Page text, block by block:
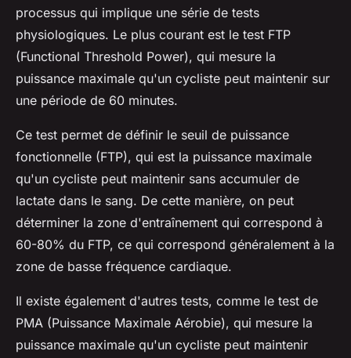
processus qui implique une série de tests
physiologiques. Le plus courant est le test FTP
(Functional Threshold Power), qui mesure la
puissance maximale qu'un cycliste peut maintenir sur
une période de 60 minutes.
Ce test permet de définir le seuil de puissance
fonctionnelle (FTP), qui est la puissance maximale
qu'un cycliste peut maintenir sans accumuler de
lactate dans le sang. De cette manière, on peut
déterminer la zone d'entraînement qui correspond à
60-80% du FTP, ce qui correspond généralement à la
zone de basse fréquence cardiaque.
Il existe également d'autres tests, comme le test de
PMA (Puissance Maximale Aérobie), qui mesure la
puissance maximale qu'un cycliste peut maintenir